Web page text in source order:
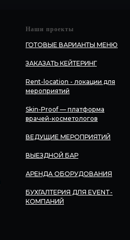
Наши проекты
ГОТОВЫЕ ВАРИАНТЫ МЕНЮ
ЗАКАЗАТЬ КЕЙТЕРИНГ
Rent-location - локации для
мероприятий
Skin-Proof — платформа
врачей-косметологов
ВЕДУЩИЕ МЕРОПРИЯТИЙ
ВЫЕЗДНОЙ БАР
АРЕНДА ОБОРУДОВАНИЯ
БУХГАЛТЕРИЯ ДЛЯ EVENT-
КОМПАНИЙ